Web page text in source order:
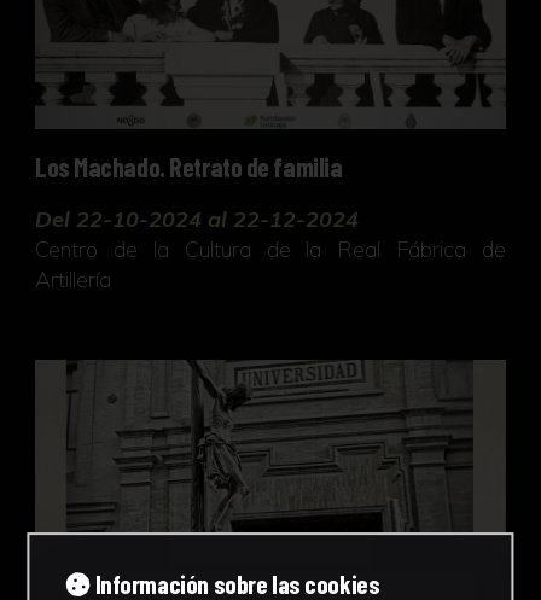
Los Machado. Retrato de familia
Del 22-10-2024 al 22-12-2024
Centro de la Cultura de la Real Fábrica de
Artillería
100 años de Hermandad
Información sobre las cookies